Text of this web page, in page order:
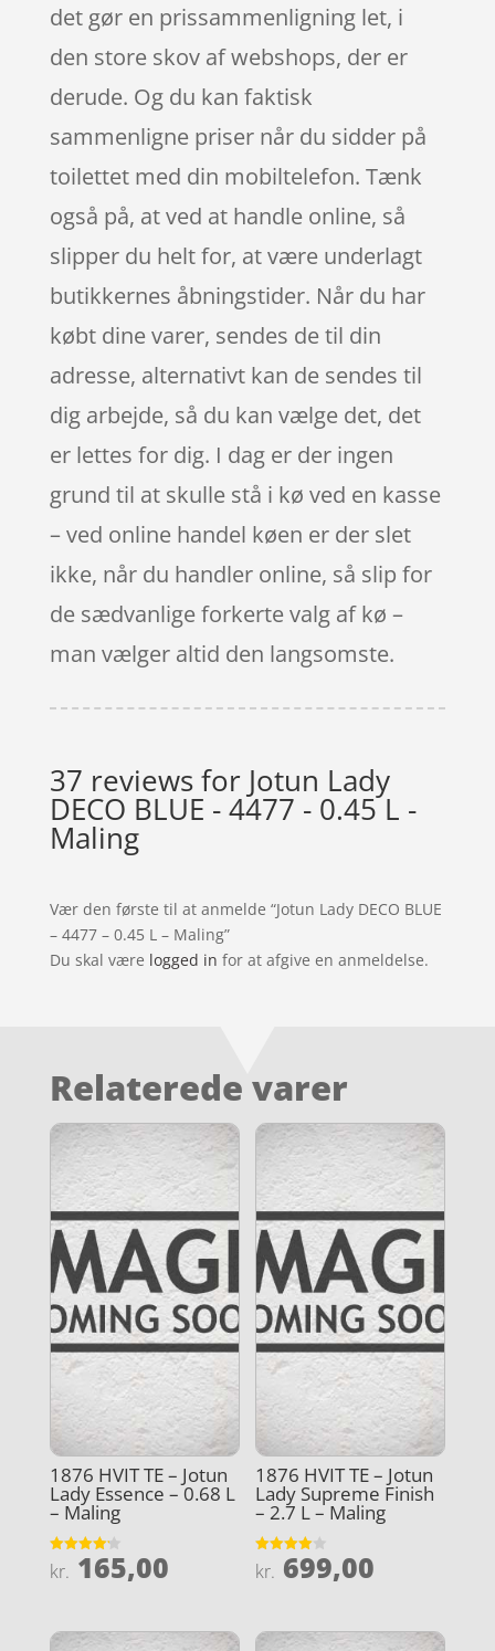
det gør en prissammenligning let, i
den store skov af webshops, der er
derude. Og du kan faktisk
sammenligne priser når du sidder på
toilettet med din mobiltelefon. Tænk
også på, at ved at handle online, så
slipper du helt for, at være underlagt
butikkernes åbningstider. Når du har
købt dine varer, sendes de til din
adresse, alternativt kan de sendes til
dig arbejde, så du kan vælge det, det
er lettes for dig. I dag er der ingen
grund til at skulle stå i kø ved en kasse
– ved online handel køen er der slet
ikke, når du handler online, så slip for
de sædvanlige forkerte valg af kø –
man vælger altid den langsomste.
37 reviews for Jotun Lady
DECO BLUE - 4477 - 0.45 L -
Maling
Vær den første til at anmelde “Jotun Lady DECO BLUE
– 4477 – 0.45 L – Maling”
Du skal være logged in for at afgive en anmeldelse.
Relaterede varer
1876 HVIT TE – Jotun
Lady Essence – 0.68 L
– Maling
Vurderet
4.2
kr. 165,00
1876 HVIT TE – Jotun
Lady Supreme Finish
– 2.7 L – Maling
Vurderet
4
kr. 699,00